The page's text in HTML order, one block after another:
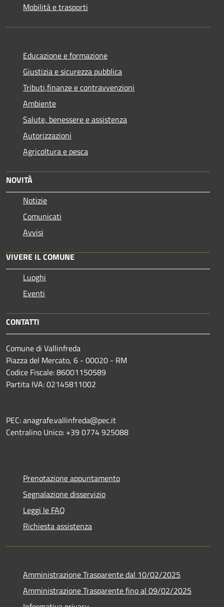
Mobilità e trasporti
Educazione e formazione
Giustizia e sicurezza pubblica
Tributi,finanze e contravvenzioni
Ambiente
Salute, benessere e assistenza
Autorizzazioni
Agricoltura e pesca
NOVITÀ
Notizie
Comunicati
Avvisi
VIVERE IL COMUNE
Luoghi
Eventi
CONTATTI
Comune di Vallinfreda
Piazza del Mercato, 6 - 00020 - RM
Codice Fiscale: 86001150589
Partita IVA: 02145811002
PEC: anagrafe.vallinfreda@pec.it
Centralino Unico: +39 0774 925088
Prenotazione appuntamento
Segnalazione disservizio
Leggi le FAQ
Richiesta assistenza
Amministrazione Trasparente dal 10/02/2025
Amministrazione Trasparente fino al 09/02/2025